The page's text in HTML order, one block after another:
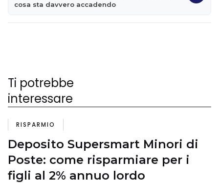
cosa sta davvero accadendo
Ti potrebbe
interessare
RISPARMIO
Deposito Supersmart Minori di
Poste: come risparmiare per i
figli al 2% annuo lordo